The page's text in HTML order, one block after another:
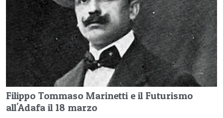
Filippo Tommaso Marinetti e il Futurismo
all'Adafa il 18 marzo